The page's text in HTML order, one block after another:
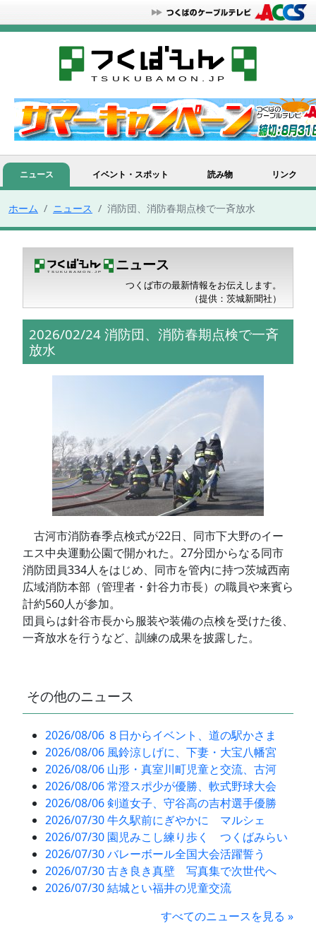
ニュース イベント・スポット 読み物 リンク
ホーム ニュース 消防団、消防春期点検で一斉放水
ニュース
つくば市の最新情報をお伝えします。
（提供：茨城新聞社）
2026/02/24 消防団、消防春期点検で一斉
放水
古河市消防春季点検式が22日、同市下大野のイー
エス中央運動公園で開かれた。27分団からなる同市
消防団員334人をはじめ、同市を管内に持つ茨城西南
広域消防本部（管理者・針谷力市長）の職員や来賓ら
計約560人が参加。
団員らは針谷市長から服装や装備の点検を受けた後、
一斉放水を行うなど、訓練の成果を披露した。
その他のニュース
2026/08/06 ８日からイベント、道の駅かさま
2026/08/06 風鈴涼しげに、下妻・大宝八幡宮
2026/08/06 山形・真室川町児童と交流、古河
2026/08/06 常澄スポ少が優勝、軟式野球大会
2026/08/06 剣道女子、守谷高の吉村選手優勝
2026/07/30 牛久駅前にぎやかに マルシェ
2026/07/30 園児みこし練り歩く つくばみらい
2026/07/30 バレーボール全国大会活躍誓う
2026/07/30 古き良き真壁 写真集で次世代へ
2026/07/30 結城とい福井の児童交流
すべてのニュースを見る »